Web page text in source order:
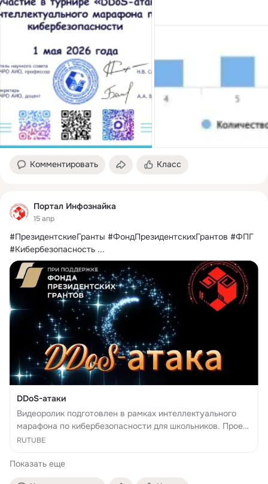
Комментировать Класс
Портал Инфознайка
15 апр
#ПрезидентскиеГранты #ФондПрезидентскихГрантов #ФПГ
#Кибербезопасность ...
DDoS-атаки
Видеоролик подготовлен в рамках интеллектуального
марафона по кибербезопасности для школьников. Проект
реализован на средства гранта Президента Российской
грантов.
RUTUBE
Показать еще